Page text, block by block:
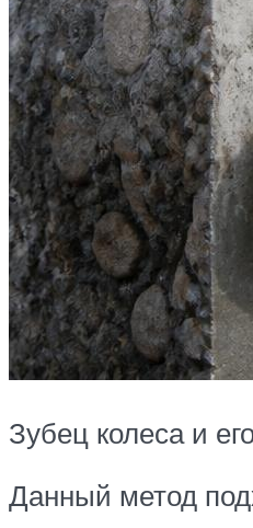
Зубец колеса и
Данный метод